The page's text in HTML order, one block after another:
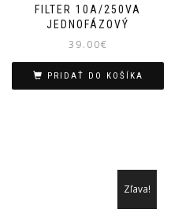
FILTER 10A/250VA
JEDNOFÁZOVÝ
39.00€
PRIDAŤ DO KOŠÍKA
Zľava!